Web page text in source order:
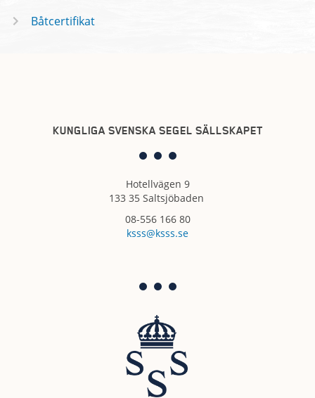
Båtcertifikat
KUNGLIGA SVENSKA SEGEL SÄLLSKAPET
Hotellvägen 9
133 35 Saltsjöbaden
08-556 166 80
ksss@ksss.se